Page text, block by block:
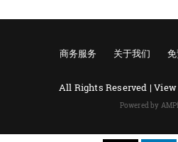
商务服务 关于我们
All Rights Reserved |
Powered by